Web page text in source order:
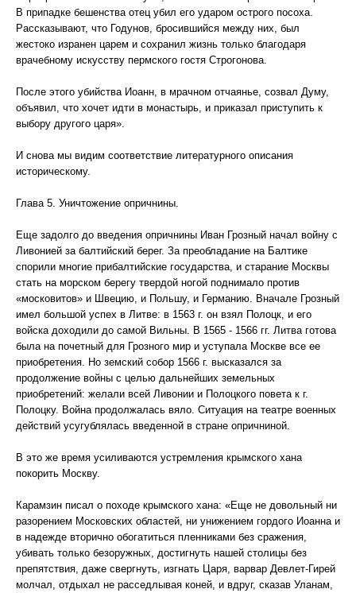
В припадке бешенства отец убил его ударом острого посоха.
Рассказывают, что Годунов, бросившийся между них, был
жестоко изранен царем и сохранил жизнь только благодаря
врачебному искусству пермского гостя Строгонова.
После этого убийства Иоанн, в мрачном отчаянье, созвал Думу,
объявил, что хочет идти в монастырь, и приказал приступить к
выбору другого царя».
И снова мы видим соответствие литературного описания
историческому.
Глава 5. Уничтожение опричнины.
Еще задолго до введения опричнины Иван Грозный начал войну с
Ливонией за балтийский берег. За преобладание на Балтике
спорили многие прибалтийские государства, и старание Москвы
стать на морском берегу твердой ногой поднимало против
«московитов» и Швецию, и Польшу, и Германию. Вначале Грозный
имел большой успех в Литве: в 1563 г. он взял Полоцк, и его
войска доходили до самой Вильны. В 1565 - 1566 гг. Литва готова
была на почетный для Грозного мир и уступала Москве все ее
приобретения. Но земский собор 1566 г. высказался за
продолжение войны с целью дальнейших земельных
приобретений: желали всей Ливонии и Полоцкого повета к г.
Полоцку. Война продолжалась вяло. Ситуация на театре военных
действий усугублялась введенной в стране опричниной.
В это же время усиливаются устремления крымского хана
покорить Москву.
Карамзин писал о походе крымского хана: «Еще не довольный ни
разорением Московских областей, ни унижением гордого Иоанна и
в надежде вторично обогатиться пленниками без сражения,
убивать только безоружных, достигнуть нашей столицы без
препятствия, даже свергнуть, изгнать Царя, варвар Девлет-Гирей
молчал, отдыхал не расседлывая коней, и вдруг, сказав Уланам,